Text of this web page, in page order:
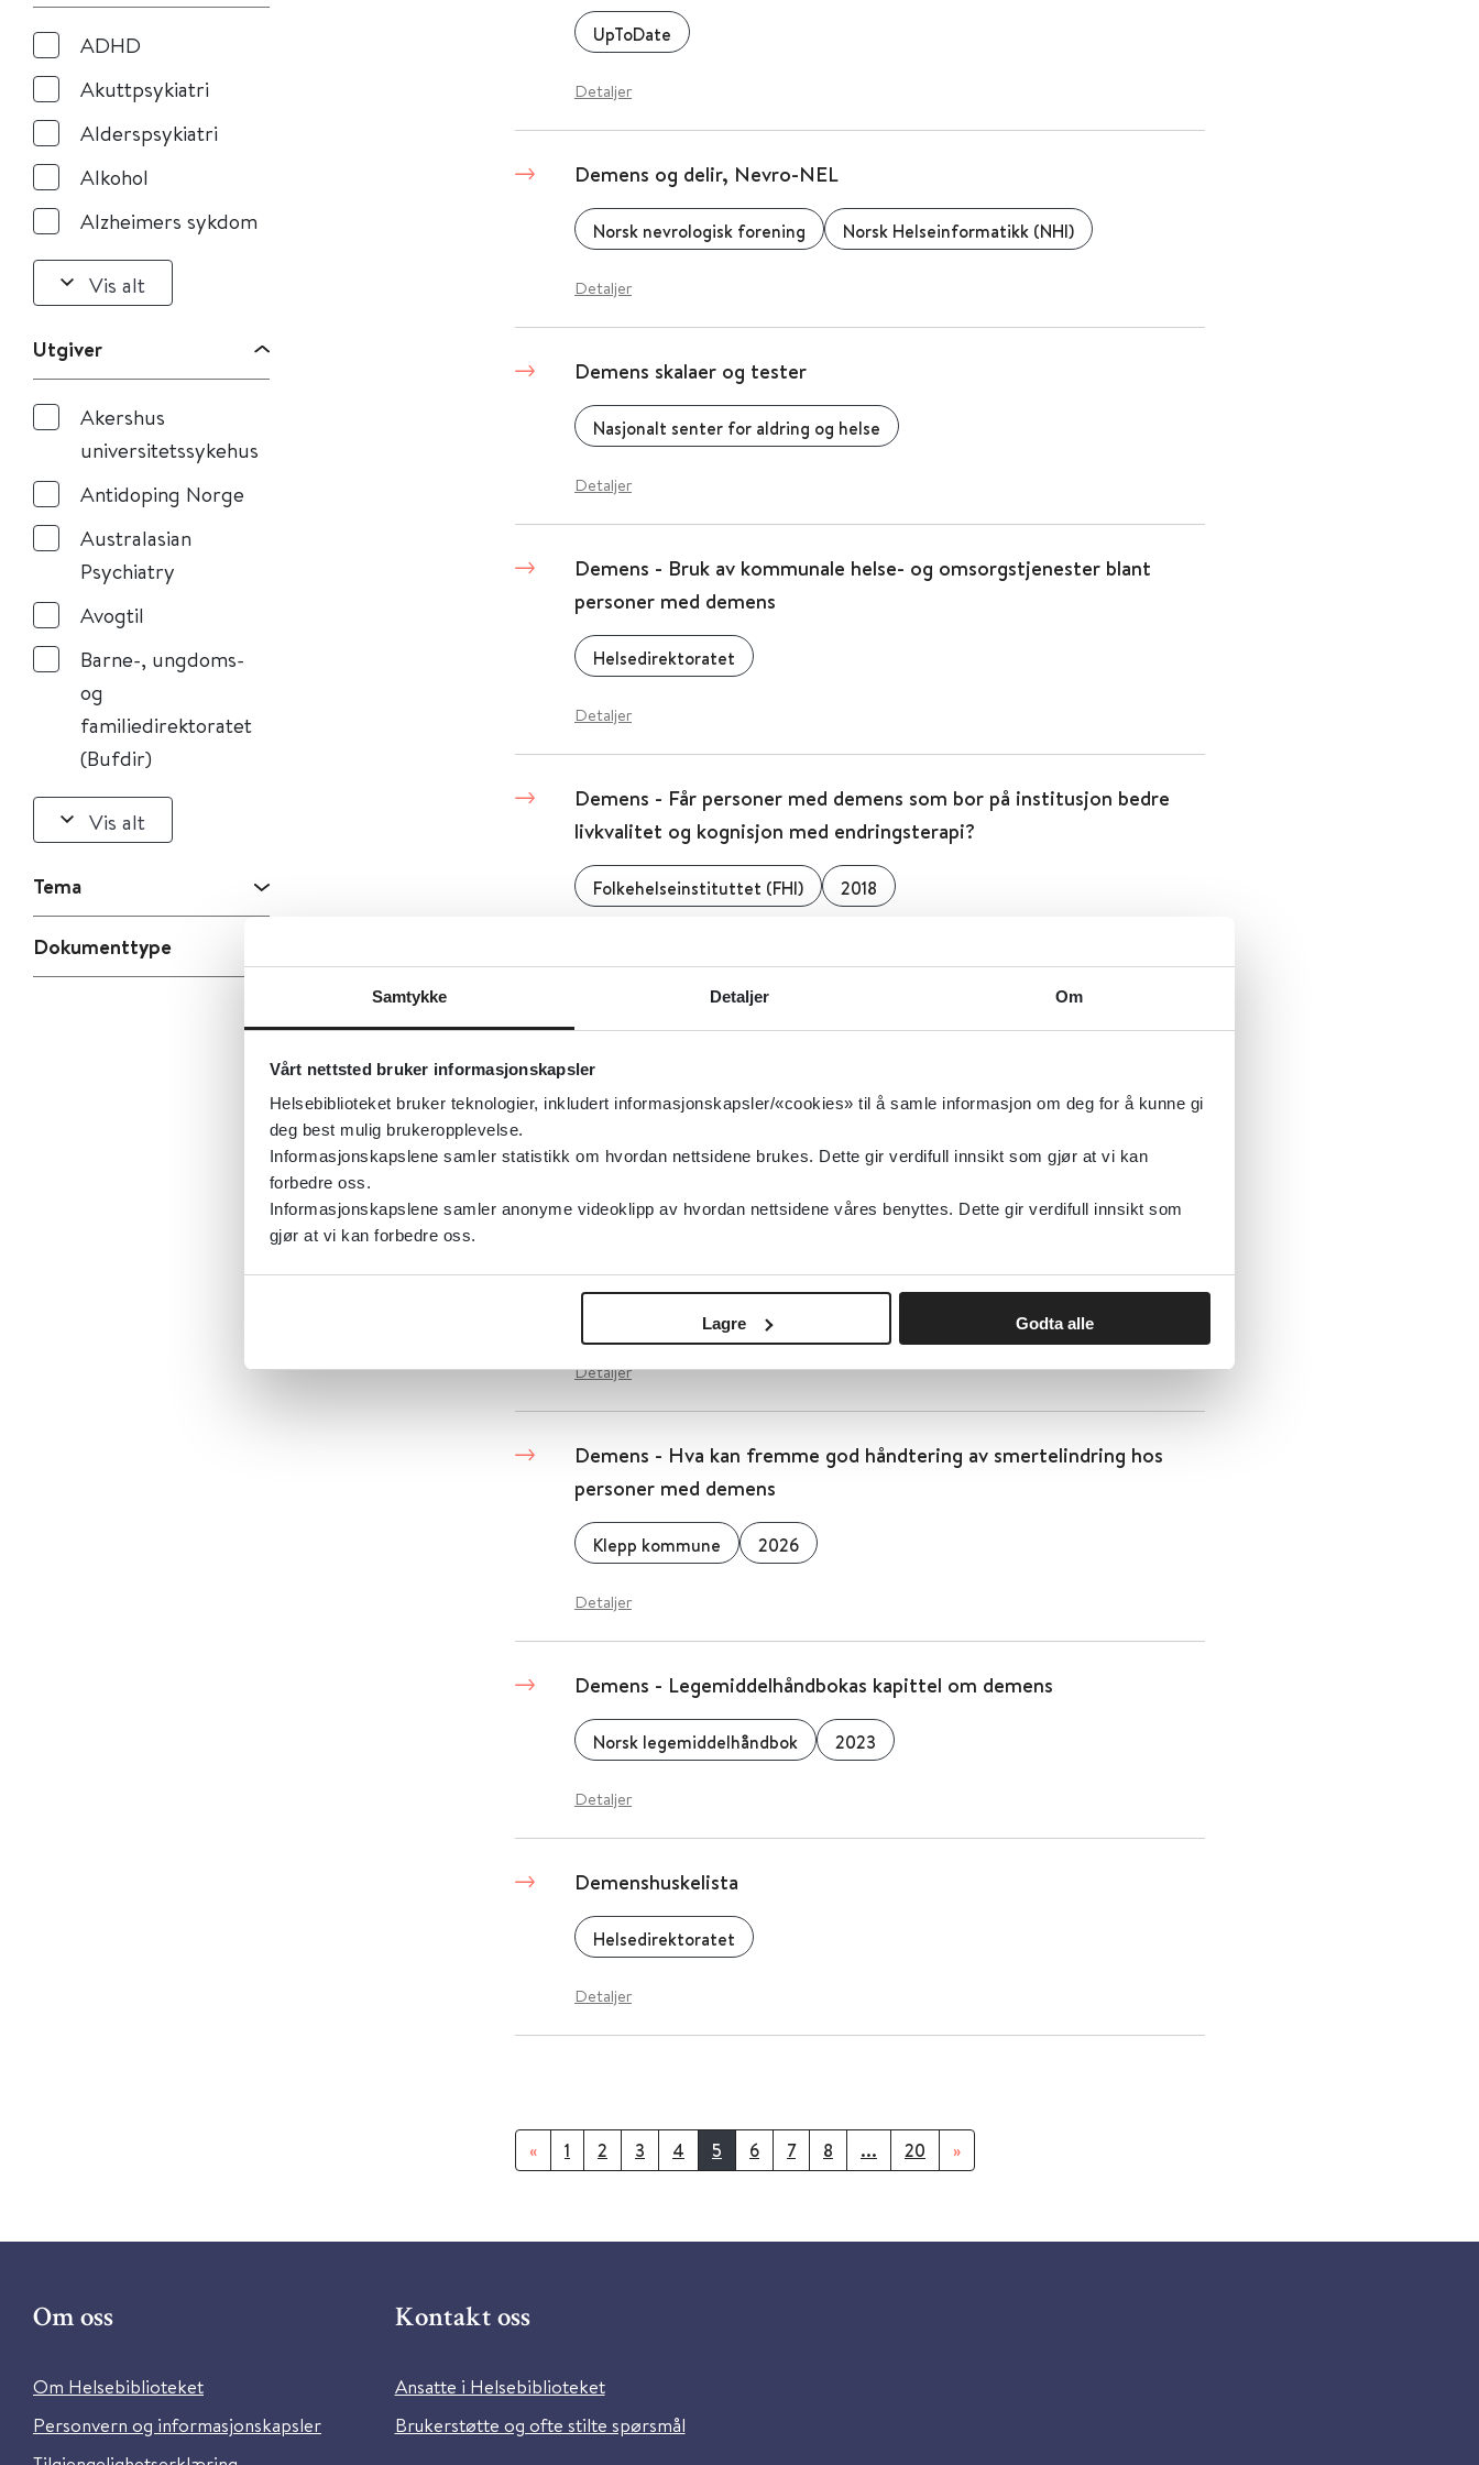
Samtykke Detaljer Om
Vårt nettsted bruker informasjonskapsler
Helsebiblioteket bruker teknologier, inkludert informasjonskapsler/«cookies» til å samle informasjon om deg for å kunne gi
deg best mulig brukeropplevelse.
Informasjonskapslene samler statistikk om hvordan nettsidene brukes. Dette gir verdifull innsikt som gjør at vi kan
forbedre oss.
Informasjonskapslene samler anonyme videoklipp av hvordan nettsidene våres benyttes. Dette gir verdifull innsikt som
gjør at vi kan forbedre oss.
Lagre Godta alle
ADHD
Akuttpsykiatri
Alderspsykiatri
Alkohol
Alzheimers sykdom
Vis alt
Utgiver
Akershus
universitetssykehus
Antidoping Norge
Australasian
Psychiatry
Avogtil
Barne-, ungdoms-
og
familiedirektoratet
(Bufdir)
Vis alt
Tema
Dokumenttype
UpToDate
Detaljer
Demens og delir, Nevro-NEL
Norsk nevrologisk forening Norsk Helseinformatikk (NHI)
Detaljer
Demens skalaer og tester
Nasjonalt senter for aldring og helse
Detaljer
Demens - Bruk av kommunale helse- og omsorgstjenester blant
personer med demens
Helsedirektoratet
Detaljer
Demens - Får personer med demens som bor på institusjon bedre
livkvalitet og kognisjon med endringsterapi?
Folkehelseinstituttet (FHI) 2018
Demens - Har personer med demens nytte av lysterapi?
Demens - Hva er effekten av kommunikasjonstrening for å bedre
Folkehelseinstituttet (FHI)
Detaljer
Demens - Hva kan fremme god håndtering av smertelindring hos
personer med demens
Klepp kommune 2026
Detaljer
Demens - Legemiddelhåndbokas kapittel om demens
Norsk legemiddelhåndbok 2023
Detaljer
Demenshuskelista
Helsedirektoratet
Detaljer
« 1 2 3 4 5 6 7 8 ... 20 »
Om oss
Om Helsebiblioteket
Personvern og informasjonskapsler
Kontakt oss
Ansatte i Helsebiblioteket
Brukerstøtte og ofte stilte spørsmål